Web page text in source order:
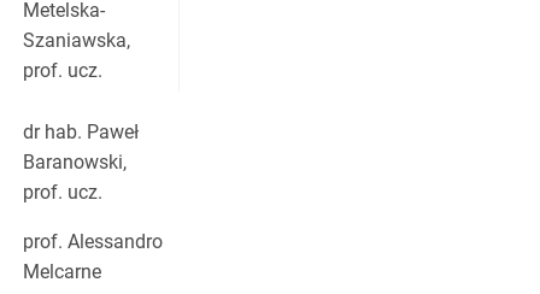
Metelska-
Szaniawska,
prof. ucz.
dr hab. Paweł
Baranowski,
prof. ucz.
prof. Alessandro
Melcarne